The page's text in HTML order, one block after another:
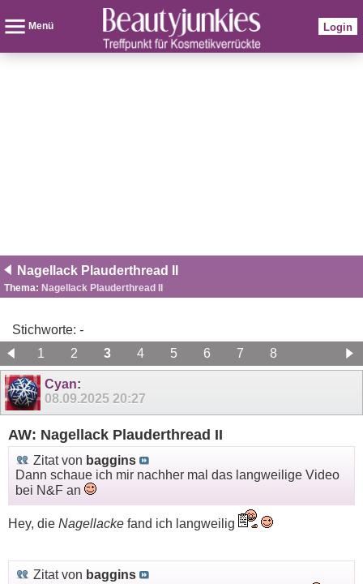
Menü Login
Nagellack Plauderthread II
Thema: Nagellack Plauderthread II
Stichworte: -
1
2 3 4 5 6 7 8
Cyan:
08.09.2025 20:27
AW: Nagellack Plauderthread II
Zitat von baggins
Dann schaue ich mir nachher mal das langweilige Video
bei N&F an
Hey, die Nagellacke fand ich langweilig
Zitat von baggins